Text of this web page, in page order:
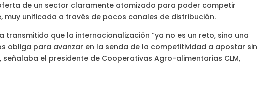
de un sector claramente atomizado para poder competir
muy unificada a través de pocos canales de distribución.
transmitido que la internacionalización “ya no es un reto, sino una
obliga para avanzar en la senda de la competitividad a apostar sin
el presidente de Cooperativas Agro-alimentarias CLM,